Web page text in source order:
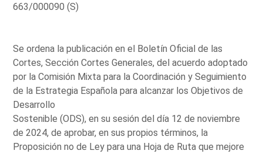
663/000090 (S)
Se ordena la publicación en el Boletín Oficial de las
Cortes, Sección Cortes Generales, del acuerdo adoptado
por la Comisión Mixta para la Coordinación y Seguimiento
de la Estrategia Española para alcanzar los Objetivos de
Desarrollo
Sostenible (ODS), en su sesión del día 12 de noviembre
de 2024, de aprobar, en sus propios términos, la
Proposición no de Ley para una Hoja de Ruta que mejore